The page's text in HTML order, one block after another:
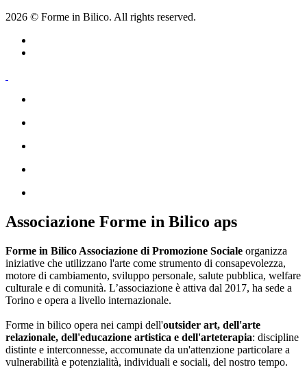
2026 © Forme in Bilico. All rights reserved.
Associazione Forme in Bilico aps
Forme in Bilico Associazione di Promozione Sociale organizza
iniziative che utilizzano l'arte come strumento di consapevolezza,
motore di cambiamento, sviluppo personale, salute pubblica, welfare
culturale e di comunità. L’associazione è attiva dal 2017, ha sede a
Torino e opera a livello internazionale.
Forme in bilico opera nei campi dell'outsider art, dell'arte
relazionale, dell'educazione artistica e dell'arteterapia: discipline
distinte e interconnesse, accomunate da un'attenzione particolare a
vulnerabilità e potenzialità, individuali e sociali, del nostro tempo.